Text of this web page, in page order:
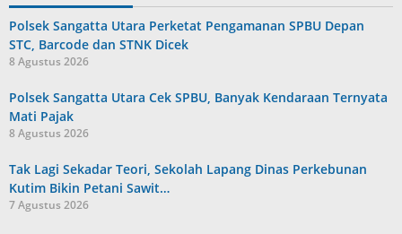
Polsek Sangatta Utara Perketat Pengamanan SPBU Depan
STC, Barcode dan STNK Dicek
8 Agustus 2026
Polsek Sangatta Utara Cek SPBU, Banyak Kendaraan Ternyata
Mati Pajak
8 Agustus 2026
Tak Lagi Sekadar Teori, Sekolah Lapang Dinas Perkebunan
Kutim Bikin Petani Sawit…
7 Agustus 2026